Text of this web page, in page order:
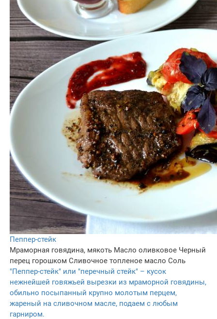
Пеппер-стейк
Мраморная говядина, мякоть Масло оливковое Черный
перец горошком Сливочное топленое масло Соль
"Пеппер-стейк" или "перечный стейк" – кусок
нежнейшей говяжьей вырезки из мраморной говядины,
обильно посыпанный крупно молотым перцем,
жареный на сливочном масле, подаем с любым
гарниром.